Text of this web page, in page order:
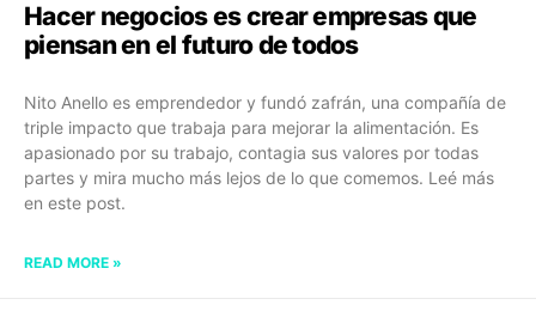
Hacer negocios es crear empresas que
piensan en el futuro de todos
Nito Anello es emprendedor y fundó zafrán, una compañía de
triple impacto que trabaja para mejorar la alimentación. Es
apasionado por su trabajo, contagia sus valores por todas
partes y mira mucho más lejos de lo que comemos. Leé más
en este post.
READ MORE »